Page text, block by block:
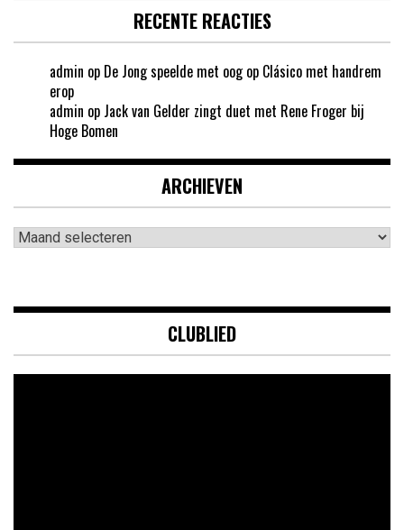
RECENTE REACTIES
admin op De Jong speelde met oog op Clásico met handrem
erop
admin op Jack van Gelder zingt duet met Rene Froger bij
Hoge Bomen
ARCHIEVEN
Archieven
CLUBLIED